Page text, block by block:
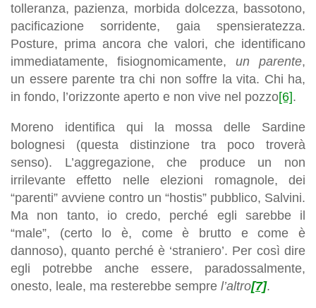
tolleranza, pazienza, morbida dolcezza, bassotono,
pacificazione sorridente, gaia spensieratezza.
Posture, prima ancora che valori, che identificano
immediatamente, fisiognomicamente, un parente,
un essere parente tra chi non soffre la vita. Chi ha,
in fondo, l’orizzonte aperto e non vive nel pozzo[6].
Moreno identifica qui la mossa delle Sardine
bolognesi (questa distinzione tra poco troverà
senso). L’aggregazione, che produce un non
irrilevante effetto nelle elezioni romagnole, dei
“parenti” avviene contro un “hostis” pubblico, Salvini.
Ma non tanto, io credo, perché egli sarebbe il
“male”, (certo lo è, come è brutto e come è
dannoso), quanto perché è ‘straniero’. Per così dire
egli potrebbe anche essere, paradossalmente,
onesto, leale, ma resterebbe sempre l’altro[7].